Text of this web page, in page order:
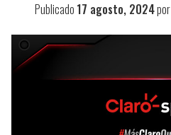
Publicado 17 agosto, 2024por